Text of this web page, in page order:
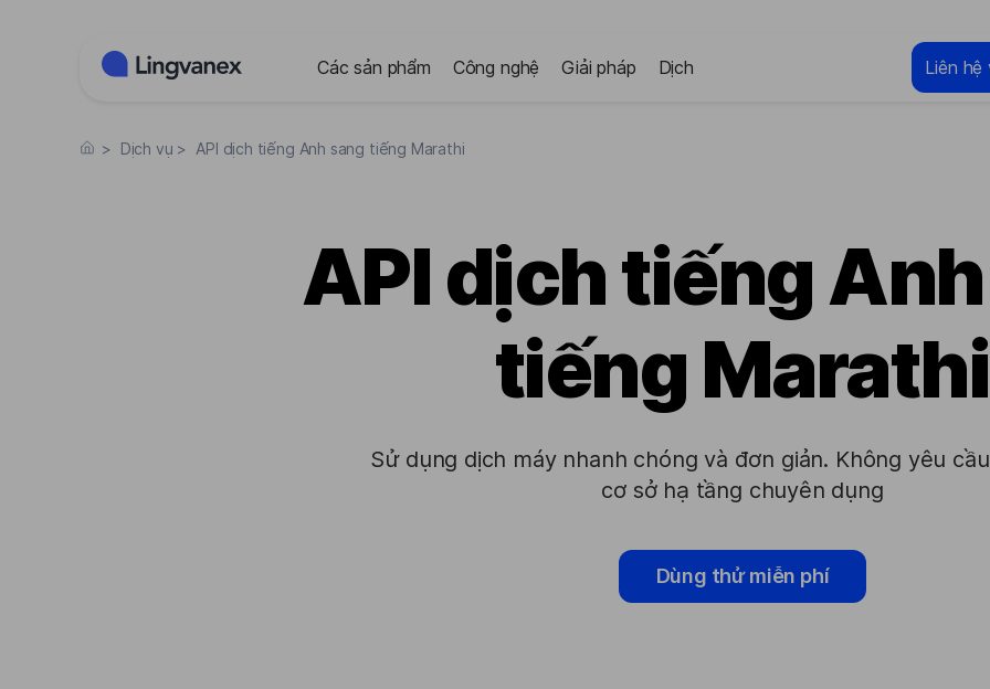
Các sản phẩm Công nghệ Giải pháp Dịch Liên hệ
> Dịch vụ > API dịch tiếng Anh sang tiếng Marathi
API dịch tiếng
tiếng Marathi
Sử dụng dịch máy nhanh chóng và đơn giản. Không yêu
cơ sở hạ tầng chuyên dụng
Dùng thử miễn phí